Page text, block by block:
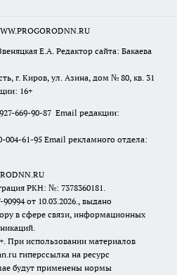
Е.А. Редактор сайта: Бакаева
г. Киров, ул. Азина, дом № 80, кв. 31
16+
669-90-87 Email редакции:
61-95 Email рекламного отдела:
РКН: №: 7378360181.
от 10.03.2026., выдано
в сфере связи, информационных
При использовании материалов
гиперссылка на ресурс
будут применены нормы